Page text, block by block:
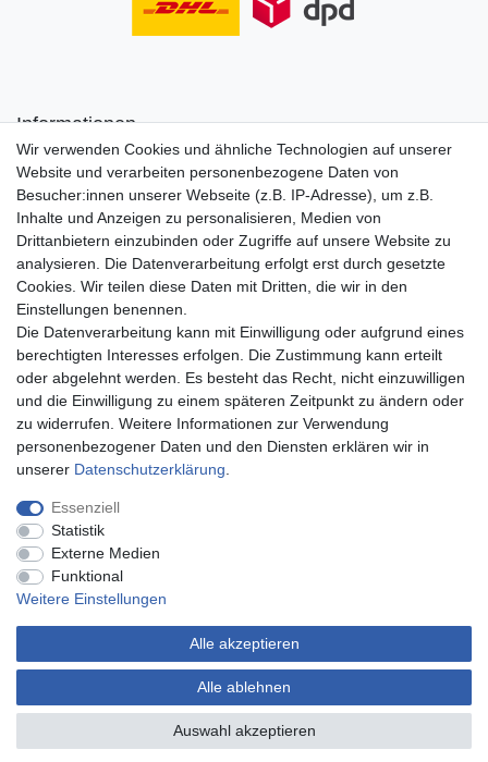
Informationen
Zahlung
Versand & Lieferung
FAQs
Kontakt
Großhandel
Mein Konto
Anmeldung
Registrierung
Rechtliches
Impressum
Datenschutz
AGB
Impressum
Wir verwenden Cookies und ähnliche Technologien auf unserer
Website und verarbeiten personenbezogene Daten von
Besucher:innen unserer Webseite (z.B. IP-Adresse), um z.B.
Inhalte und Anzeigen zu personalisieren, Medien von
Drittanbietern einzubinden oder Zugriffe auf unsere Website zu
analysieren. Die Datenverarbeitung erfolgt erst durch gesetzte
Cookies. Wir teilen diese Daten mit Dritten, die wir in den
Einstellungen benennen.
Die Datenverarbeitung kann mit Einwilligung oder aufgrund eines
berechtigten Interesses erfolgen. Die Zustimmung kann erteilt
oder abgelehnt werden. Es besteht das Recht, nicht einzuwilligen
und die Einwilligung zu einem späteren Zeitpunkt zu ändern oder
zu widerrufen. Weitere Informationen zur Verwendung
personenbezogener Daten und den Diensten erklären wir in
unserer Daten­schutz­erklärung
Essenziell
Statistik
Externe Medien
Funktional
Weitere Einstellungen
Alle akzeptieren
Alle ablehnen
Auswahl akzeptieren